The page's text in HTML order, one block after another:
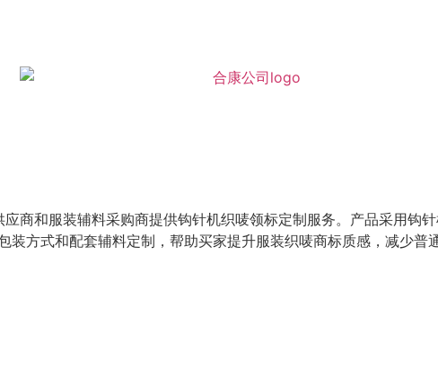
商和服装辅料采购商提供钩针机织唛领标定制服务。产品采用钩
方式和配套辅料定制，帮助买家提升服装织唛商标质感，减少普